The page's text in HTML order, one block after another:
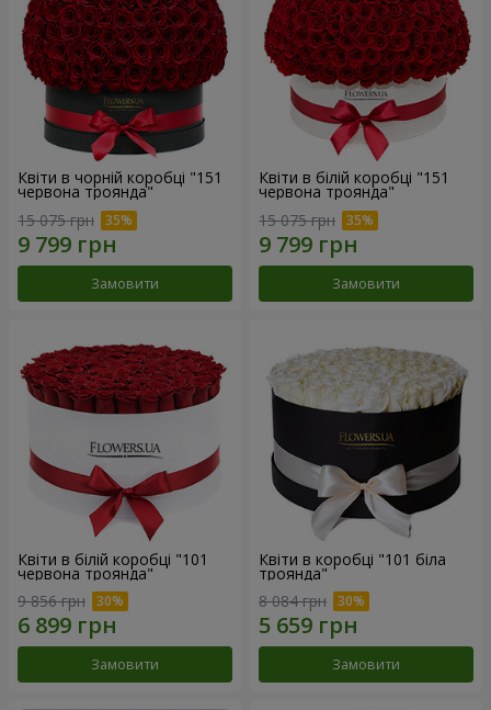
Квіти в чорній коробці "151
червона троянда"
15 075 грн
Замовити
Квіти в білій коробці "151
червона троянда"
15 075 грн
Замовити
Квіти в білій коробці "101
червона троянда"
9 856 грн
Замовити
Квіти в коробці "101 біла
троянда"
8 084 грн
Замовити